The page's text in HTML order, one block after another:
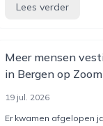
Lees verder
Meer mensen
in Bergen op
19 jul. 2026
Er kwamen afgelopen